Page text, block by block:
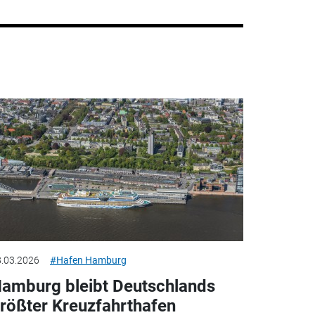
#Hafen Hamburg
bleibt Deutschlands
Kreuzfahrthafen